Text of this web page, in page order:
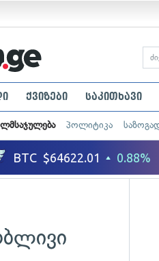
ქვიზები საკითხავი
პოლიტიკა